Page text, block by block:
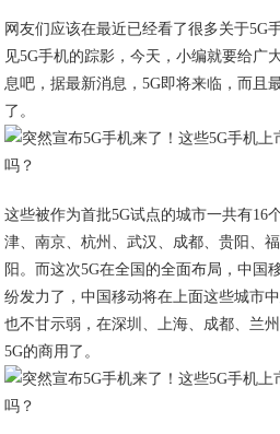
网友们应该在最近已经看了很多关于5G
见5G手机的踪影，今天，小编就要给广
息吧，据最新消息，5G即将来临，而且
了。
这些被作为首批5G试点的城市一共有16
津、南京、杭州、武汉、成都、贵阳、
阳。而这次5G在全国的全面布局，中国
纷发力了，中国移动将在上面这些城市
也不甘示弱，在深圳、上海、成都、兰
5G的商用了。